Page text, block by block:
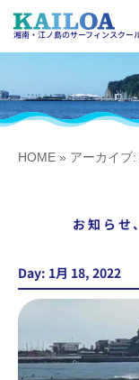
湘南・江ノ島のサーフィンスクー
HOME » アーカイブ
お知らせ
Day: 1月 18, 2022